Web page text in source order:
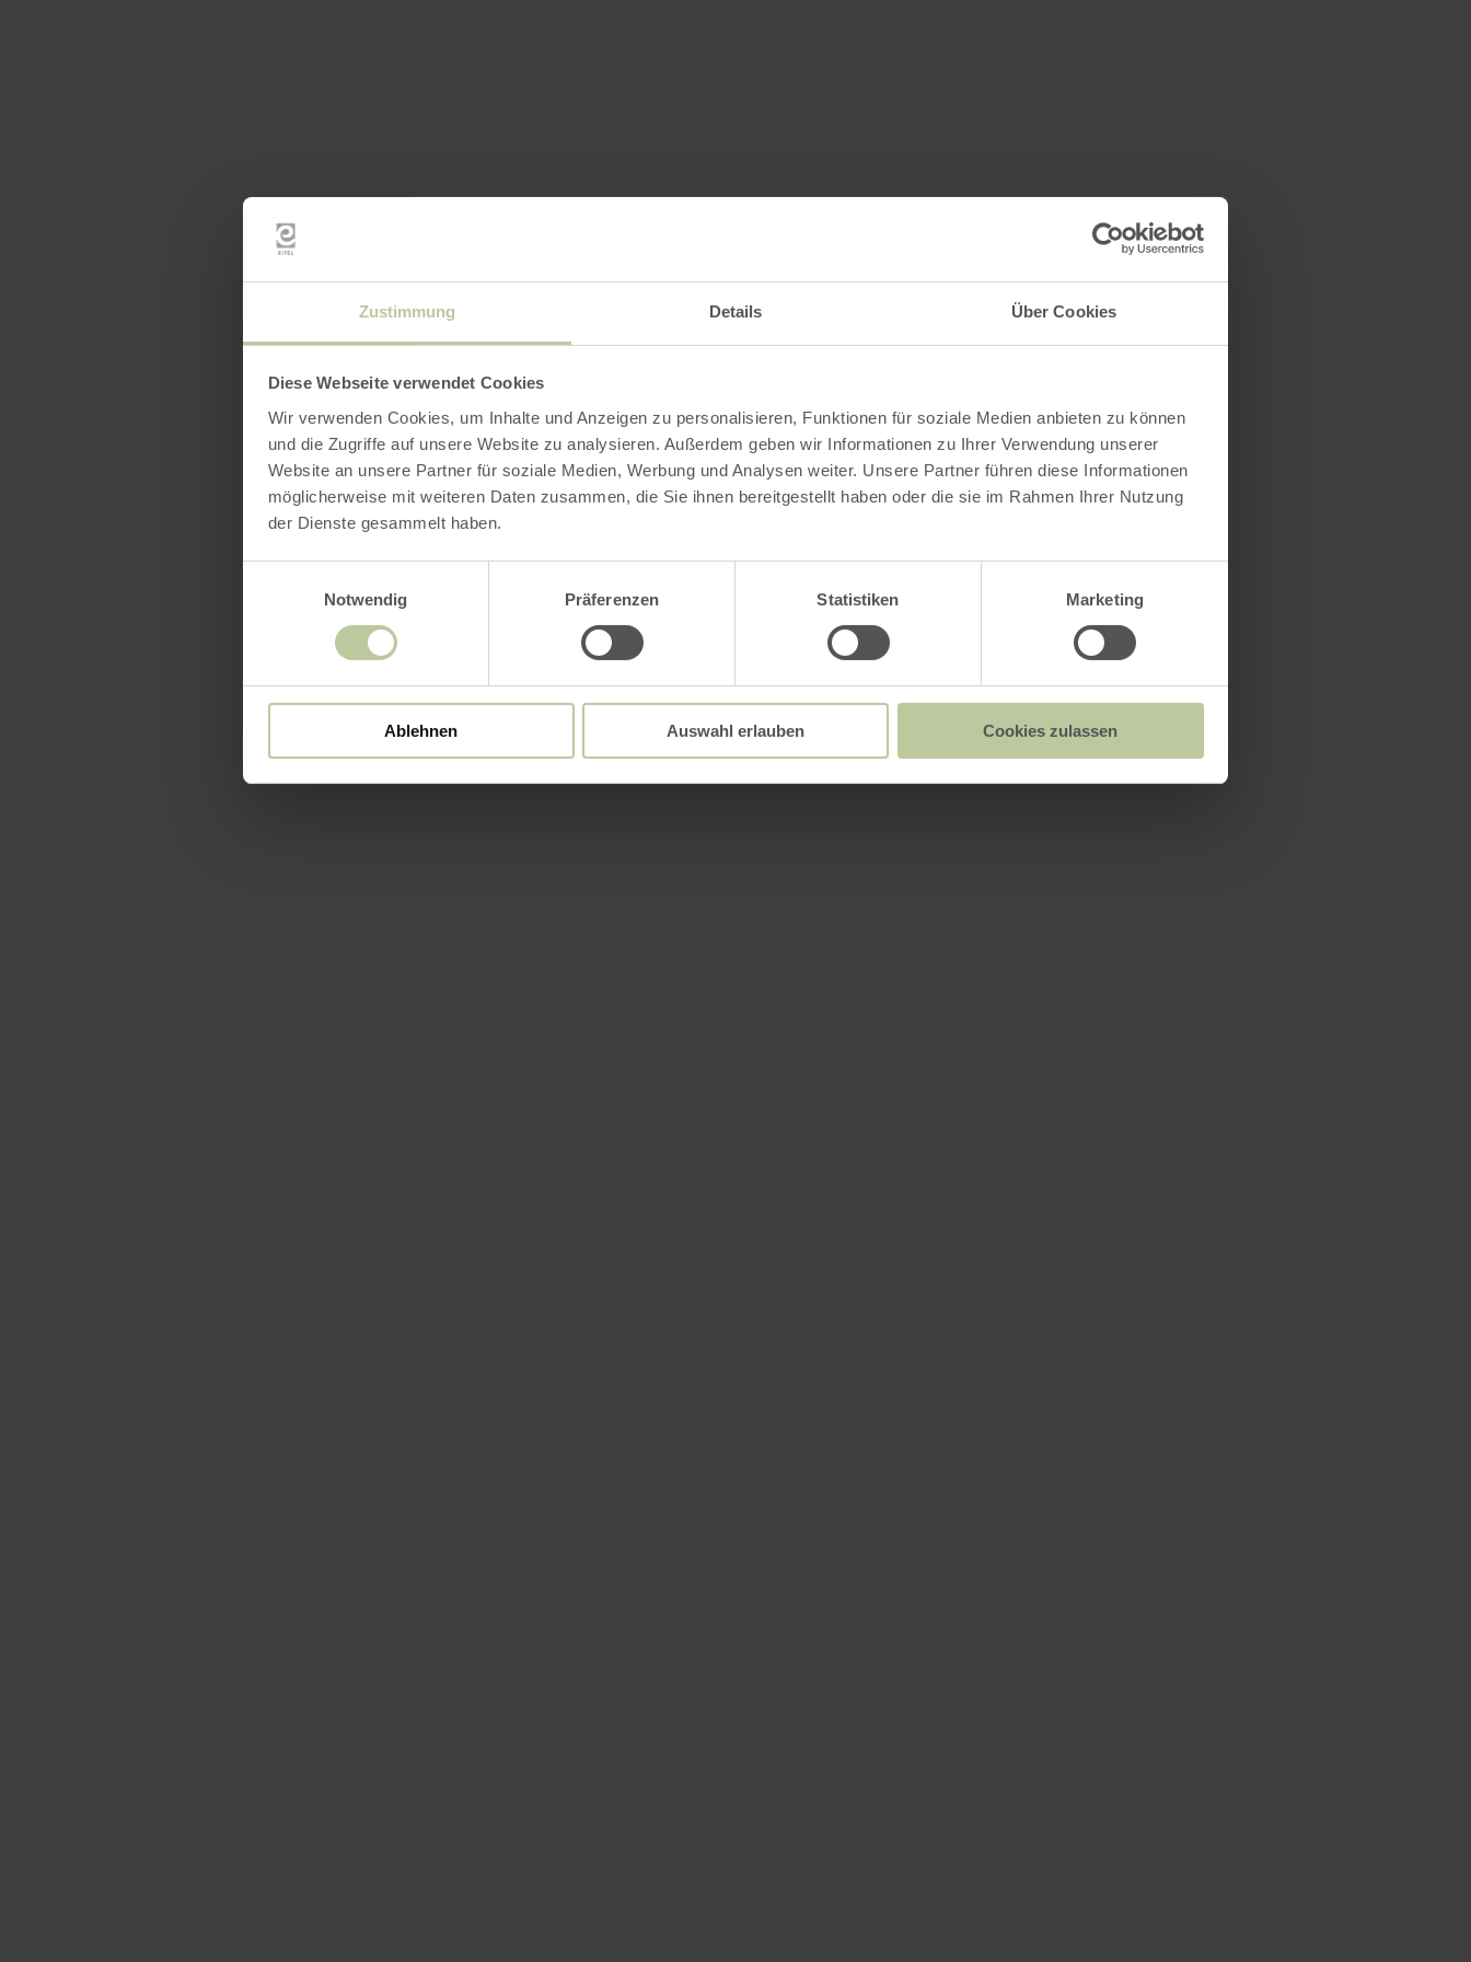
Zustimmung Details Über Cookies
Diese Webseite verwendet Cookies
Wir verwenden Cookies, um Inhalte und Anzeigen zu personalisieren, Funktionen für soziale Medien anbieten zu können
und die Zugriffe auf unsere Website zu analysieren. Außerdem geben wir Informationen zu Ihrer Verwendung unserer
Website an unsere Partner für soziale Medien, Werbung und Analysen weiter. Unsere Partner führen diese Informationen
möglicherweise mit weiteren Daten zusammen, die Sie ihnen bereitgestellt haben oder die sie im Rahmen Ihrer Nutzung
der Dienste gesammelt haben.
Notwendig
Präferenzen Statistiken Marketing
Ablehnen Auswahl erlauben Cookies zulassen